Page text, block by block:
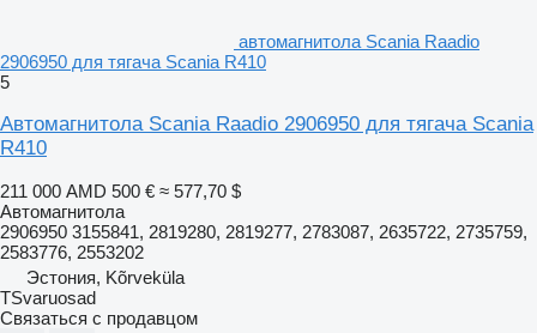
автомагнитола Scania Raadio
2906950 для тягача Scania R410
5
Автомагнитола Scania Raadio 2906950 для тягача Scania
R410
211 000 AMD 500 € ≈ 577,70 $
Автомагнитола
2906950 3155841, 2819280, 2819277, 2783087, 2635722, 2735759,
2583776, 2553202
Эстония, Kõrveküla
TSvaruosad
Связаться с продавцом